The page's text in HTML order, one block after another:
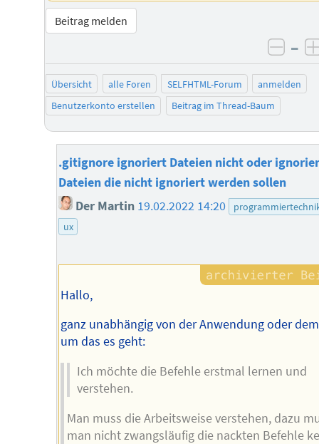
Beitrag melden
–
Übersicht alle Foren SELFHTML-Forum
anmelden
Benutzerkonto erstellen
Beitrag im Thread-Baum
.gitignore ignoriert Dateien nicht oder
Dateien die nicht ignoriert werden sollen
Der Martin 19.02.2022 14:20
ux
Hallo,
ganz unabhängig von der Anwendung oder
um das es geht:
Ich möchte die Befehle erstmal lernen und
verstehen.
Man muss die Arbeitsweise verstehen, dazu
man nicht zwangsläufig die nackten Befehle